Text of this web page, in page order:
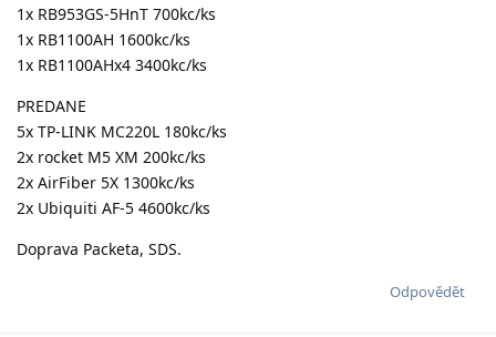
1x RB953GS-5HnT 700kc/ks
1x RB1100AH 1600kc/ks
1x RB1100AHx4 3400kc/ks
PREDANE
5x TP-LINK MC220L 180kc/ks
2x rocket M5 XM 200kc/ks
2x AirFiber 5X 1300kc/ks
2x Ubiquiti AF-5 4600kc/ks
Doprava Packeta, SDS.
Odpovědět